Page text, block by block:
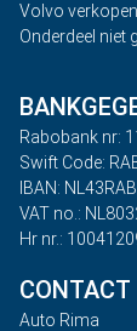
Volvo verkopen
Onderdeel niet
Rabobank nr:
Swift Code:
IBAN:
VAT no.:
Hr nr.:
CONTACT
Auto Rima